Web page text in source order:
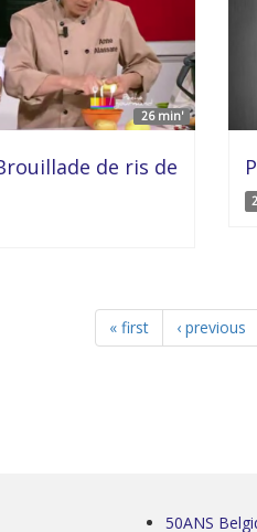
26 min'
de ris de
« first ‹ previous
50ANS